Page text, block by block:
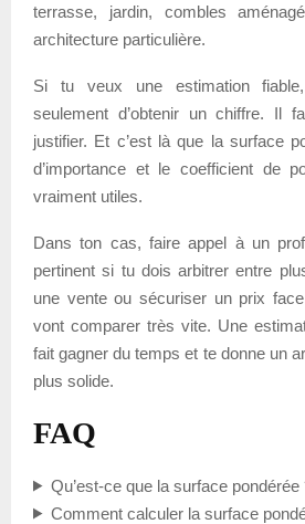
terrasse, jardin, combles
architecture particulière.
Si tu veux une estimation fiable,
seulement d’obtenir un chiffre. Il
justifier. Et c’est là que la surface
d’importance et le coefficient de
vraiment utiles.
Dans ton cas, faire appel à un
pertinent si tu dois arbitrer entre
une vente ou sécuriser un prix
vont comparer très vite. Une
fait gagner du temps et te donne un
plus solide.
FAQ
Qu’est-ce que la surface pondérée
Comment calculer la surface